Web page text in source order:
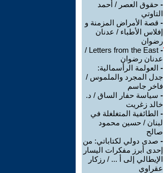
- حقوق العصر / أحمد
التاوتي
- قصة الأمراض المزمنة و
إفلاس الأطباء / عدنان
رضوان
-
Letters from the East /
عدنان رضوان
- العولمة الرأسمالية:
جدل المجرد والملموس /
فاخر جاسم
- سياسة حفار الساق / د.
خالد زغريت
- الطائفية المتغلغلة في
لبنان / حسين محمود
صالح
- صدى دولي لكتاباتي: من
إحدى أبرز مفكرات اليسار
الإيطالي إلى أ ... / رزكار
عقراوي